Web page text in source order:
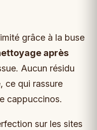
grâce à la buse
après
Aucun résidu
ce qui rassure
cappuccinos.
sur les sites